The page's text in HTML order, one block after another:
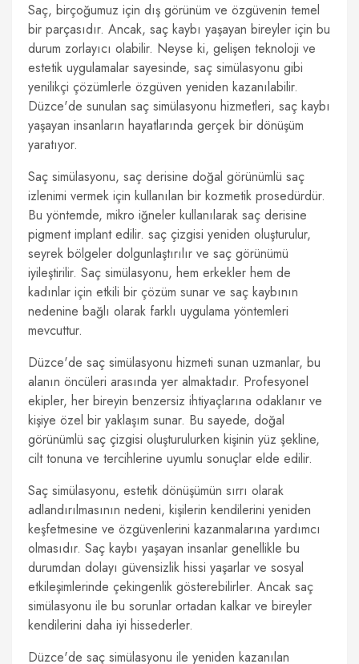
Saç, birçoğumuz için dış görünüm ve özgüvenin temel
bir parçasıdır. Ancak, saç kaybı yaşayan bireyler için bu
durum zorlayıcı olabilir. Neyse ki, gelişen teknoloji ve
estetik uygulamalar sayesinde, saç simülasyonu gibi
yenilikçi çözümlerle özgüven yeniden kazanılabilir.
Düzce'de sunulan saç simülasyonu hizmetleri, saç kaybı
yaşayan insanların hayatlarında gerçek bir dönüşüm
yaratıyor.
Saç simülasyonu, saç derisine doğal görünümlü saç
izlenimi vermek için kullanılan bir kozmetik prosedürdür.
Bu yöntemde, mikro iğneler kullanılarak saç derisine
pigment implant edilir. saç çizgisi yeniden oluşturulur,
seyrek bölgeler dolgunlaştırılır ve saç görünümü
iyileştirilir. Saç simülasyonu, hem erkekler hem de
kadınlar için etkili bir çözüm sunar ve saç kaybının
nedenine bağlı olarak farklı uygulama yöntemleri
mevcuttur.
Düzce'de saç simülasyonu hizmeti sunan uzmanlar, bu
alanın öncüleri arasında yer almaktadır. Profesyonel
ekipler, her bireyin benzersiz ihtiyaçlarına odaklanır ve
kişiye özel bir yaklaşım sunar. Bu sayede, doğal
görünümlü saç çizgisi oluşturulurken kişinin yüz şekline,
cilt tonuna ve tercihlerine uyumlu sonuçlar elde edilir.
Saç simülasyonu, estetik dönüşümün sırrı olarak
adlandırılmasının nedeni, kişilerin kendilerini yeniden
keşfetmesine ve özgüvenlerini kazanmalarına yardımcı
olmasıdır. Saç kaybı yaşayan insanlar genellikle bu
durumdan dolayı güvensizlik hissi yaşarlar ve sosyal
etkileşimlerinde çekingenlik gösterebilirler. Ancak saç
simülasyonu ile bu sorunlar ortadan kalkar ve bireyler
kendilerini daha iyi hissederler.
Düzce'de saç simülasyonu ile yeniden kazanılan